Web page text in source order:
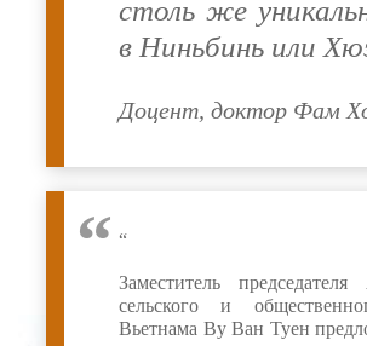
столь же
в Ниньбинь или
Доцент, доктор Фам
“
Заместитель председателя
сельского и
Вьетнама Ву Ван Туен